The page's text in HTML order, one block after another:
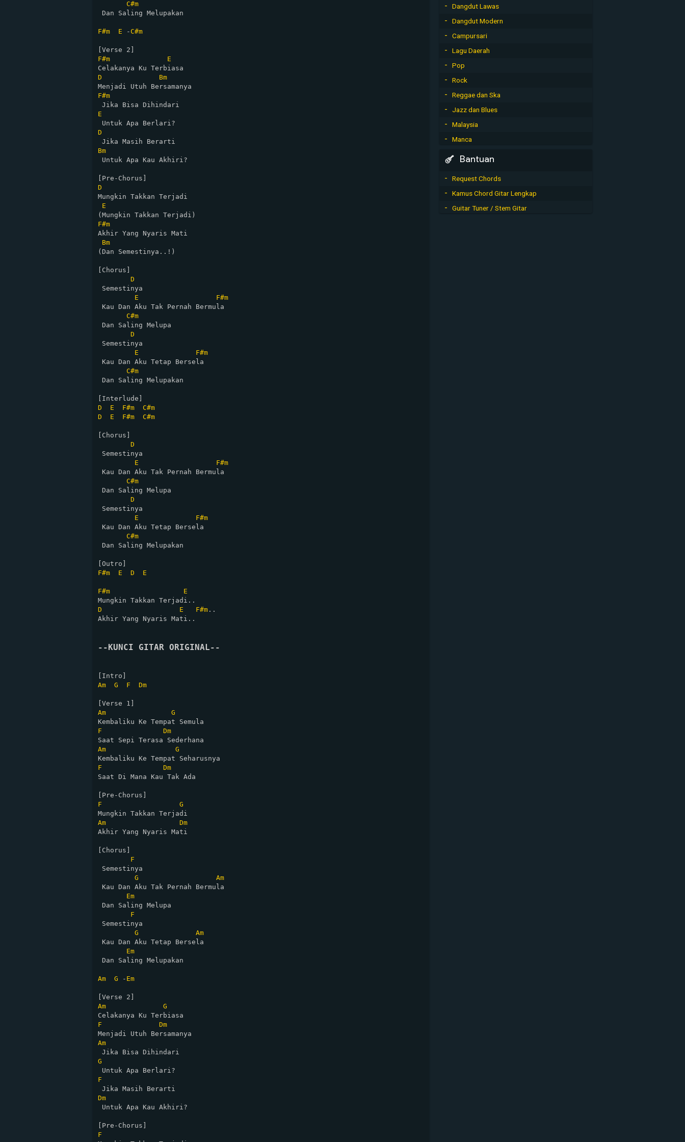
C#m
Dan Saling Melupakan
F#m E -C#m
F#m
E
D
Bm
F#m
E
D
Bm
Untuk Apa Kau Akhiri?
D
Mungkin Takkan Terjadi
E
F#m
Akhir Yang Nyaris Mati
Bm
(Dan Semestinya..!)
[Chorus]
D
Semestinya
E
F#m
Kau Dan Aku Tak Pernah Bermula
C#m
Dan Saling Melupa
D
Semestinya
E
F#m
Kau Dan Aku Tetap Bersela
C#m
Dan Saling Melupakan
D
E F#m
C#m
D
E F#m C#m
[Chorus]
D
Semestinya
E
F#m
Kau Dan Aku Tak Pernah Bermula
C#m
Dan Saling Melupa
D
Semestinya
E
F#m
Kau Dan Aku Tetap Bersela
C#m
Dan Saling Melupakan
F#m
E D E
F#m
E
D
E F#m ..
Akhir Yang Nyaris Mati..
--KUNCI GITAR ORIGINAL--
Am
G F Dm
Am
G
F
Dm
Am
G
F
Dm
Saat Di Mana Kau Tak Ada
F
G
Am
Dm
Akhir Yang Nyaris Mati
[Chorus]
F
Semestinya
G
Am
Kau Dan Aku Tak Pernah Bermula
Em
Dan Saling Melupa
F
Semestinya
G
Am
Kau Dan Aku Tetap Bersela
Em
Dan Saling Melupakan
Am G - Em
Am
G
F
Dm
Am
G
F
Dm
Untuk Apa Kau Akhiri?
F
Dangdut Lawas
Dangdut Modern
Campursari
Lagu Daerah
Pop
Rock
Reggae dan Ska
Jazz dan Blues
Malaysia
Manca
Bantuan
Request Chords
Kamus Chord Gitar Lengkap
Guitar Tuner / Stem Gitar